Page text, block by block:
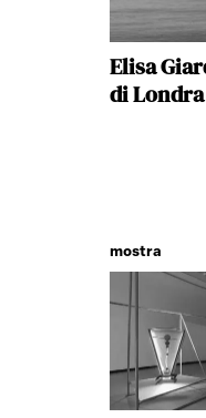
Elisa
di Londra
mostra